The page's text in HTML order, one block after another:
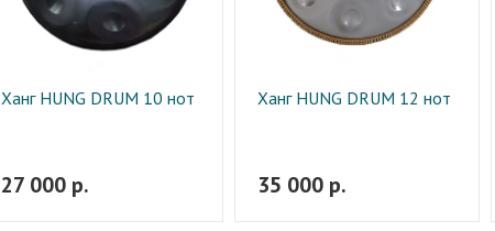
Ханг HUNG DRUM 10 нот
27 000 р.
Ханг HUNG DRUM 12 нот
35 000 р.